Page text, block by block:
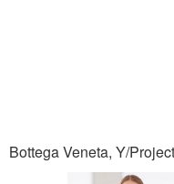
Bottega Veneta, Y/Project